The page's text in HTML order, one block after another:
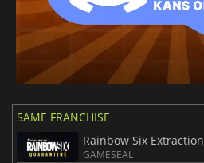
SAME FRANCHISE
Rainbow Six Extraction
GAMESEAL